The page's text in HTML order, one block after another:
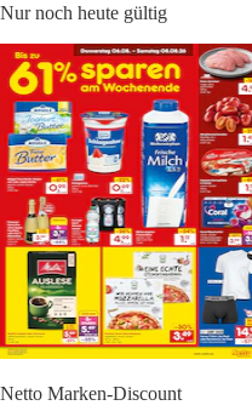
Nur noch heute gültig
Netto Marken-Discount